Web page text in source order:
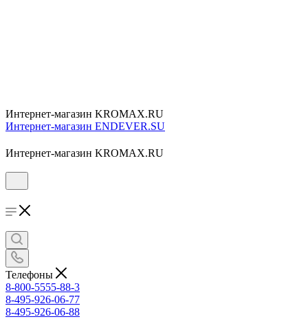
Интернет-магазин KROMAX.RU
Интернет-магазин ENDEVER.SU
Интернет-магазин KROMAX.RU
Телефоны
8-800-5555-88-3
8-495-926-06-77
8-495-926-06-88